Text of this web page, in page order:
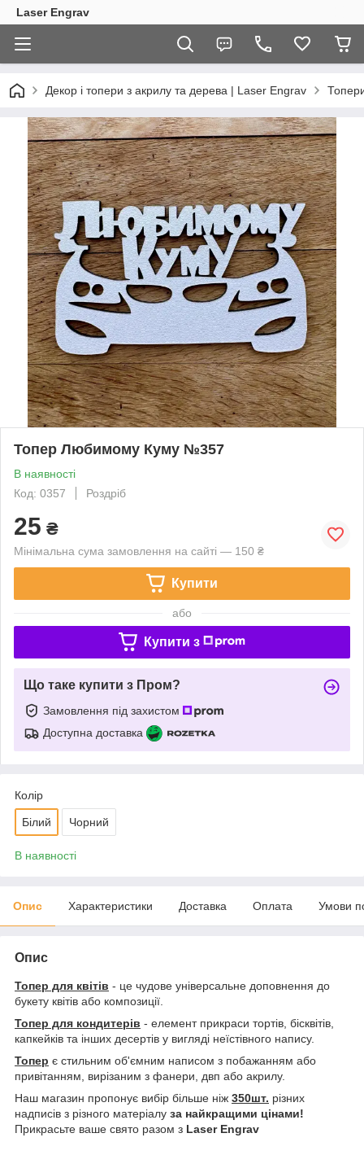
Laser Engrav
Декор і топери з акрилу та дерева | Laser Engrav
Топер Любимому Куму №357
В наявності
Код: 0357
Роздріб
25 ₴
Мінімальна сума замовлення на сайті — 150 ₴
Купити
або
Купити з
Що таке купити з Пром?
Замовлення під захистом
Доступна доставка
Колір
Білий Чорний
В наявності
Опис Характеристики Доставка Оплата Умови
Опис
Топер для квітів - це чудове універсальне доповнення до
букету квітів або композиції.
Топер для кондитерів - елемент прикраси тортів, бісквітів,
капкейків та інших десертів у вигляді неїстівного напису.
Топер є стильним об'ємним написом з побажанням або
привітанням, вирізаним з фанери, двп або акрилу.
Наш магазин пропонує вибір більше ніж 350шт. різних
надписів з різного матеріалу за найкращими цінами!
Прикрасьте ваше свято разом з Laser Engrav